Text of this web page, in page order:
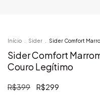
Início . Sider . Sider Comfort
Sider Comfort
Couro Legítimo
R$399 R$299